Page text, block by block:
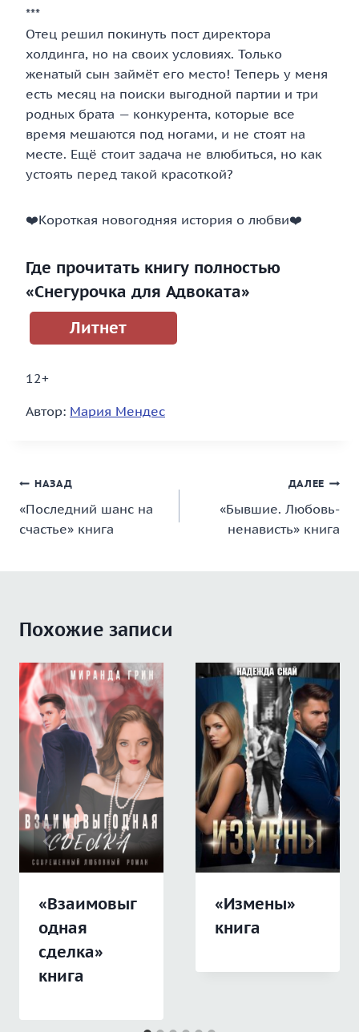
***
Отец решил покинуть пост директора
холдинга, но на своих условиях. Только
женатый сын займёт его место! Теперь у меня
есть месяц на поиски выгодной партии и три
родных брата — конкурента, которые все
время мешаются под ногами, и не стоят на
месте. Ещё стоит задача не влюбиться, но как
устоять перед такой красоткой?
‍❤️‍Короткая новогодняя история о любви‍❤️‍
Где прочитать книгу полностью
«Снегурочка для Адвоката»
Литнет
12+
Автор: Мария Мендес
Навигация
по
записям
НАЗАД
«Последний шанс на
счастье» книга
ДАЛЕЕ
«Бывшие. Любовь-
ненависть» книга
Похожие записи
«Взаимовыг
одная
сделка»
книга
«Измены»
книга